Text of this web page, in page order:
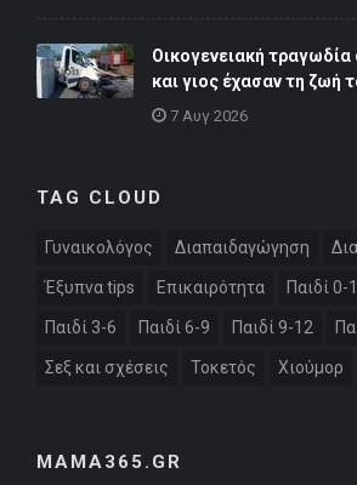
Οικογενειακή
και γιος έχασαν τη ζωή
7 Αυγ 2026
TAG CLOUD
Γυναικολόγος Διαπαιδαγώγηση
Έξυπνα tips Επικαιρότητα Παιδί 0-1
Παιδί 3-6 Παιδί 6-9 Παιδί 9-12
Σεξ και σχέσεις Τοκετός Χιούμορ
MAMA365.GR